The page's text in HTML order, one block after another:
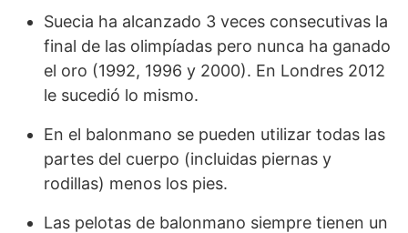
Suecia ha alcanzado 3 veces consecutivas la
final de las olimpíadas pero nunca ha ganado
el oro (1992, 1996 y 2000). En Londres 2012
le sucedió lo mismo.
En el balonmano se pueden utilizar todas las
partes del cuerpo (incluidas piernas y
rodillas) menos los pies.
Las pelotas de balonmano siempre tienen un